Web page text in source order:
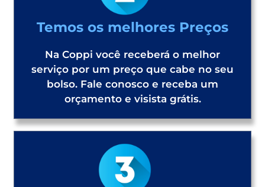
Temos os melhores Preços
Na Coppi você receberá o melhor
serviço por um preço que cabe no seu
bolso. Fale conosco e receba um
orçamento e visista grátis.